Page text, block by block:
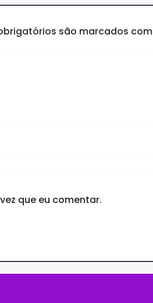
são marcados com
que eu comentar.